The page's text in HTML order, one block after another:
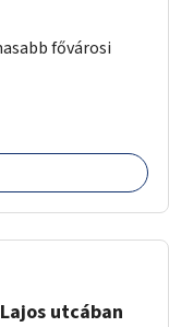
fővárosi
utcában